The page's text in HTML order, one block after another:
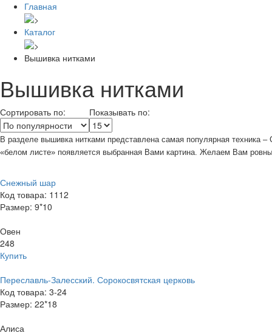
Главная
Каталог
Вышивка нитками
Вышивка нитками
Сортировать по: Показывать по:
В разделе вышивка нитками представлена самая популярная техника
«белом листе» появляется выбранная Вами картина. Желаем Вам
Снежный шар
Код товара: 1112
Размер: 9*10
Овен
248
Купить
Переславль-Залесский. Сорокосвятская церковь
Код товара: 3-24
Размер: 22*18
Алиса